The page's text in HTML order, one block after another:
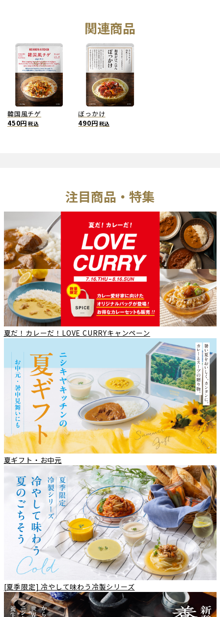
関連商品
韓国風チゲ
450円 税込
ぼっかけ
490円 税込
注目商品・特集
夏だ！カレーだ！LOVE CURRYキャンペーン
夏ギフト・お中元
[夏季限定] 冷やして味わう冷製シリーズ